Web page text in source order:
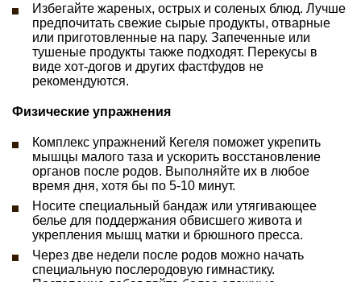
Избегайте жареных, острых и соленых блюд. Лучше
предпочитать свежие сырые продукты, отварные
или приготовленные на пару. Запеченные или
тушеные продукты также подходят. Перекусы в
виде хот-догов и других фастфудов не
рекомендуются.
Физические упражнения
Комплекс упражнений Кегеля поможет укрепить
мышцы малого таза и ускорить восстановление
органов после родов. Выполняйте их в любое
время дня, хотя бы по 5-10 минут.
Носите специальный бандаж или утягивающее
белье для поддержания обвисшего живота и
укрепления мышц матки и брюшного пресса.
Через две недели после родов можно начать
специальную послеродовую гимнастику.